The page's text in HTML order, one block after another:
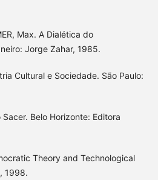
Max. A Dialética do
Jorge Zahar, 1985.
Cultural e Sociedade. São Paulo:
Sacer. Belo Horizonte: Editora
Theory and Technological
1998.